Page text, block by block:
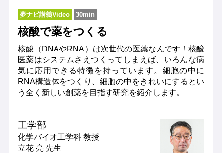
夢ナビ講義Video 30min
核酸で薬をつくる
核酸（DNAやRNA）は次世代の医薬なんです！核酸
医薬はシステムさえつくってしまえば、いろんな病
気に応用できる特徴を持っています。細胞の中に
RNA構造体をつくり、細胞の中をきれいにするとい
う全く新しい創薬を目指す研究を紹介します。
工学部
化学バイオ工学科 教授
立花 亮 先生